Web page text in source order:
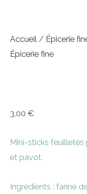
Accueil / Épicerie
Épicerie fine
3,00 €
Mini-sticks feuilletés
et pavot.
Ingrédients : farine